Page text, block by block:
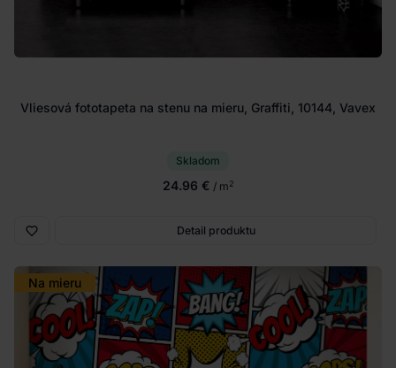
Vliesová fototapeta na stenu na mieru, Graffiti, 10144, Vavex
Skladom
24.96 € / m2
Detail produktu
Na mieru